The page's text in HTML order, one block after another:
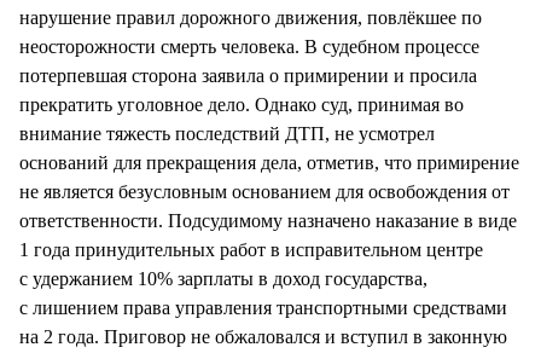
нарушение правил дорожного движения, повлёкшее по
неосторожности смерть человека. В судебном процессе
потерпевшая сторона заявила о примирении и просила
прекратить уголовное дело. Однако суд, принимая во
внимание тяжесть последствий ДТП, не усмотрел
оснований для прекращения дела, отметив, что примирение
не является безусловным основанием для освобождения от
ответственности. Подсудимому назначено наказание в виде
1 года принудительных работ в исправительном центре
с удержанием 10% зарплаты в доход государства,
с лишением права управления транспортными средствами
на 2 года. Приговор не обжаловался и вступил в законную